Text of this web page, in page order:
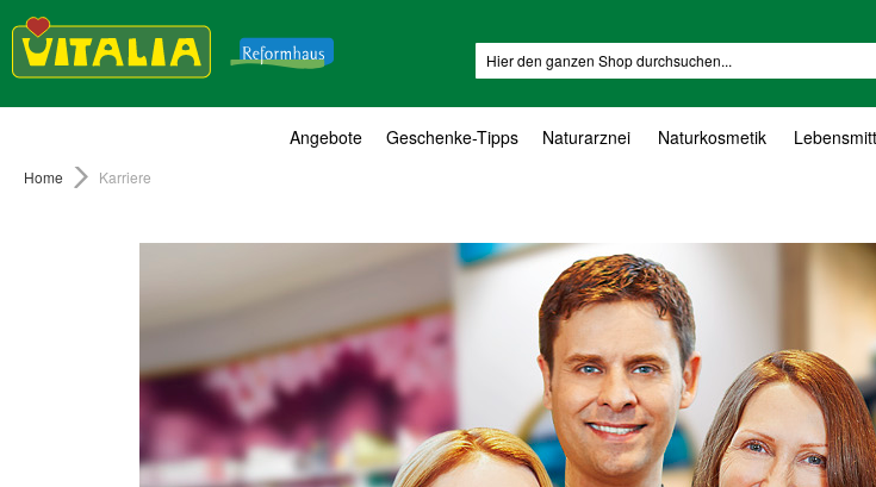
Angebote Geschenke-Tipps Naturarznei Naturkosmetik
Home Karriere